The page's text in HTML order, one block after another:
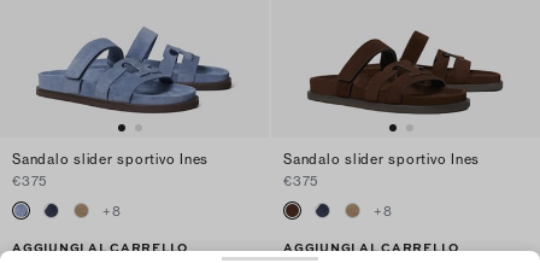
Sandalo slider sportivo Ines
€375
+8
AGGIUNGI AL CARRELLO
Sandalo slider sportivo Ines
€375
+8
AGGIUNGI AL CARRELLO